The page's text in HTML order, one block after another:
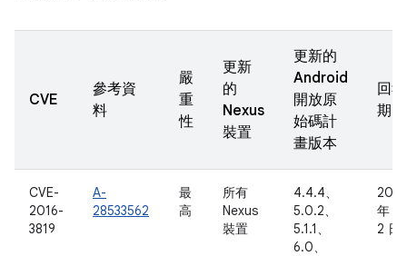
CVE
參考資
料
嚴
重
性
更新
的
Nexus
裝置
更新的
Android
開放原
始碼計
畫版本
回
期
CVE-
2016-
3819
A-
28533562
最
高
所有
Nexus
裝置
4.4.4、
5.0.2、
5.1.1、
6.0、
2016
年 5
2 日